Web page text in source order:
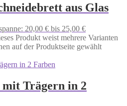
aus Glas
20,00 € bis 25,00 €
Produkt weist mehrere Varianten
auf der Produktseite gewählt
Trägern in 2